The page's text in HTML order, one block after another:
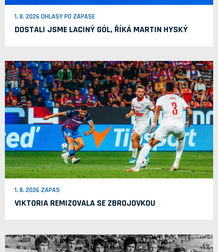
1. 8. 2026 OHLASY PO ZÁPASE
DOSTALI JSME LACINÝ GÓL, ŘÍKÁ MARTIN HYSKÝ
1. 8. 2026 ZÁPAS
VIKTORIA REMIZOVALA SE ZBROJOVKOU